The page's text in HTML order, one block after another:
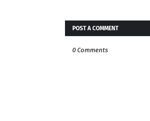
POST A COMMENT
0 Comments